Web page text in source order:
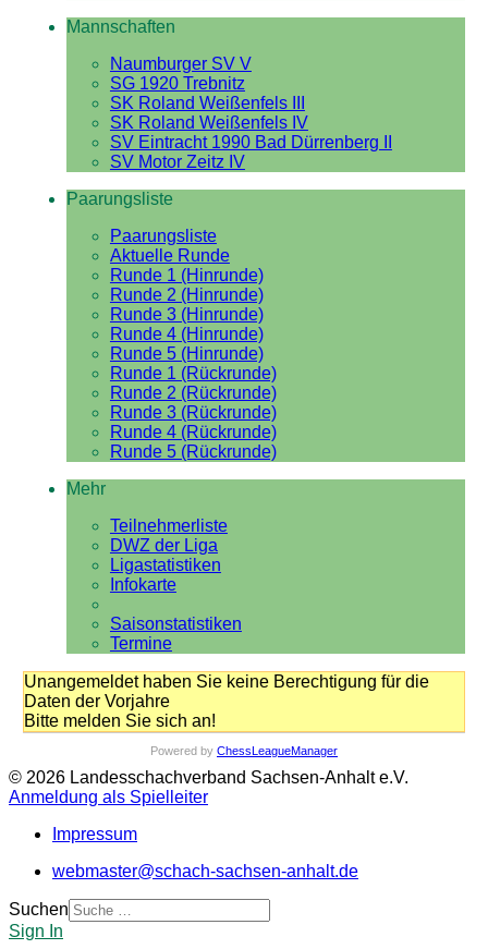
Mannschaften
Naumburger SV V
SG 1920 Trebnitz
SK Roland Weißenfels III
SK Roland Weißenfels IV
SV Eintracht 1990 Bad Dürrenberg II
SV Motor Zeitz IV
Paarungsliste
Paarungsliste
Aktuelle Runde
Runde 1 (Hinrunde)
Runde 2 (Hinrunde)
Runde 3 (Hinrunde)
Runde 4 (Hinrunde)
Runde 5 (Hinrunde)
Runde 1 (Rückrunde)
Runde 2 (Rückrunde)
Runde 3 (Rückrunde)
Runde 4 (Rückrunde)
Runde 5 (Rückrunde)
Mehr
Teilnehmerliste
DWZ der Liga
Ligastatistiken
Infokarte
Saisonstatistiken
Termine
Unangemeldet haben Sie keine Berechtigung für die
Daten der Vorjahre
Bitte melden Sie sich an!
Powered by ChessLeagueManager
© 2026 Landesschachverband Sachsen-Anhalt e.V.
Anmeldung als Spielleiter
Impressum
webmaster@schach-sachsen-anhalt.de
Suchen
Sign In